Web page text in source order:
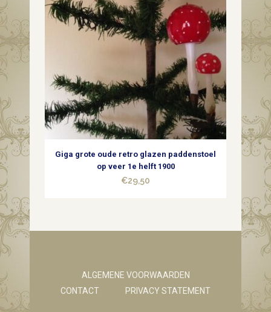
Giga grote oude retro glazen paddenstoel
op veer 1e helft 1900
€29,50
ALGEMENE VOORWAARDEN
CONTACT
PRIVACY STATEMENT